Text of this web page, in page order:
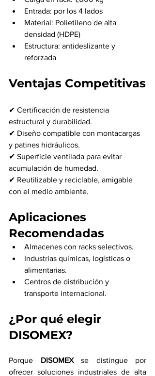
Entrada: por los 4 lados
Material: Polietileno de alta
densidad (HDPE)
Estructura: antideslizante y
reforzada
Ventajas Competitivas
✔ Certificación de resistencia
estructural y durabilidad.
✔ Diseño compatible con montacargas
y patines hidráulicos.
✔ Superficie ventilada para evitar
acumulación de humedad.
✔ Reutilizable y reciclable, amigable
con el medio ambiente.
Aplicaciones
Recomendadas
Almacenes con racks selectivos.
Industrias químicas, logísticas o
alimentarias.
Centros de distribución y
transporte internacional.
¿Por qué elegir
DISOMEX?
Porque DISOMEX se distingue por
ofrecer soluciones industriales de alta